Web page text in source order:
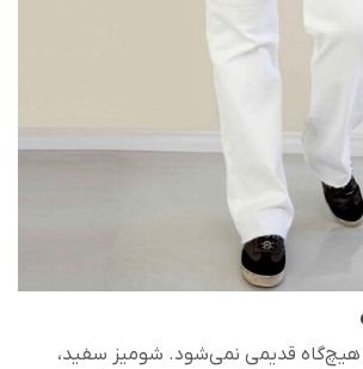
قدیمی نمی‌شود. شومیز سفید،